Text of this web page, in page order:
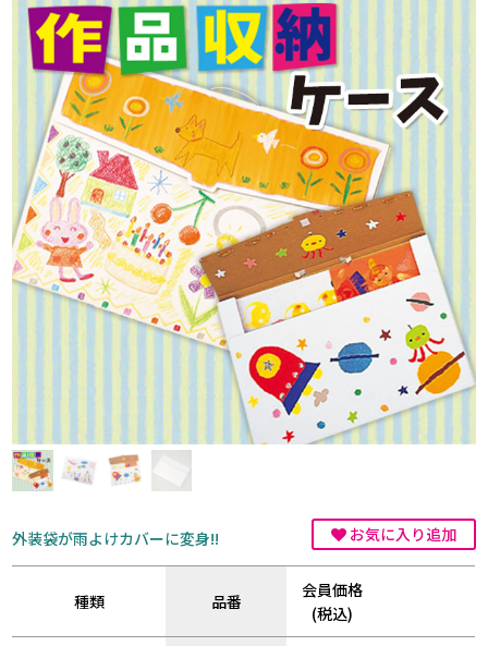
外装袋が雨よけカバーに変身!! お気に入り追加
種類 品番
会員価格
(税込)